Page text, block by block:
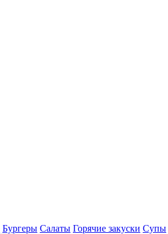
Бургеры Салаты Горячие закуски Супы